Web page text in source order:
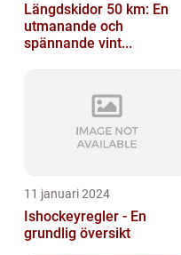
Längdskidor 50 km: En
utmanande och
spännande vint...
11 januari 2024
Ishockeyregler - En
grundlig översikt